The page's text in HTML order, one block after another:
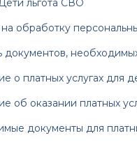
льгота СВО
обработку
документов,
о платных услугах для
об оказании платных
документы для